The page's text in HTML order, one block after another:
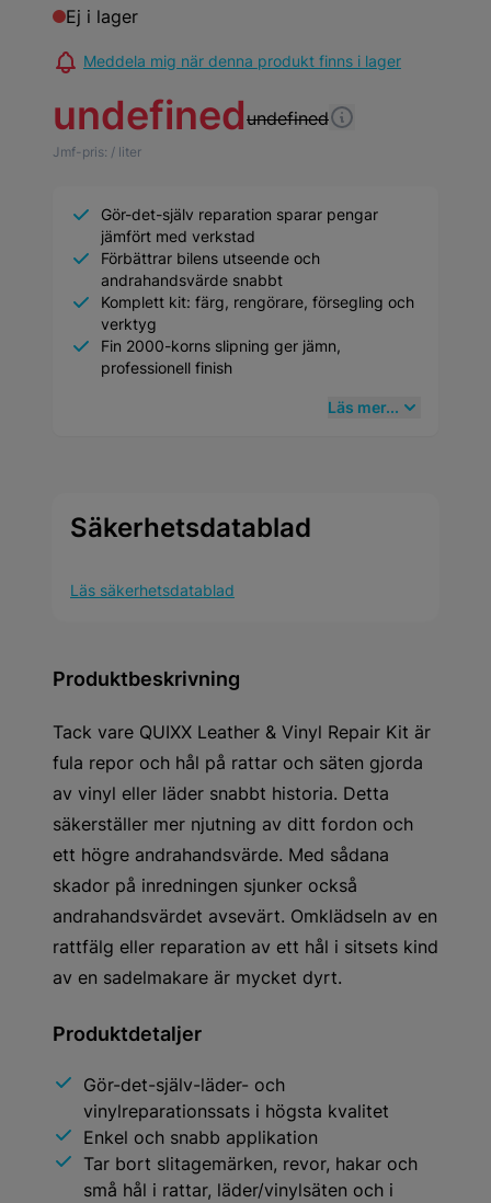
Ej i lager
Meddela mig när denna produkt finns i lager
undefinedundefined
Jmf-pris: / liter
Gör-det-själv reparation sparar pengar
jämfört med verkstad
Förbättrar bilens utseende och
andrahandsvärde snabbt
Komplett kit: färg, rengörare, försegling och
verktyg
Fin 2000-korns slipning ger jämn,
professionell finish
Läs mer...
Säkerhetsdatablad
Läs säkerhetsdatablad
Produktbeskrivning
Tack vare QUIXX Leather & Vinyl Repair Kit är
fula repor och hål på rattar och säten gjorda
av vinyl eller läder snabbt historia. Detta
säkerställer mer njutning av ditt fordon och
ett högre andrahandsvärde. Med sådana
skador på inredningen sjunker också
andrahandsvärdet avsevärt. Omklädseln av en
rattfälg eller reparation av ett hål i sitsets kind
av en sadelmakare är mycket dyrt.
Produktdetaljer
Gör-det-själv-läder- och
vinylreparationssats i högsta kvalitet
Enkel och snabb applikation
Tar bort slitagemärken, revor, hakar och
små hål i rattar, läder/vinylsäten och i